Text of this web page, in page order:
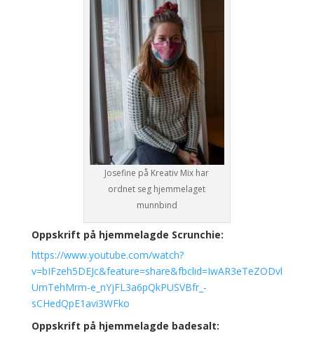
Josefine på Kreativ Mix har
ordnet seg hjemmelaget
munnbind
Oppskrift på hjemmelagde Scrunchie:
https://www.youtube.com/watch?
v=bIFzeh5DEJc&feature=share&fbclid=IwAR3eTeZODvl
UmTehMrm-e_nYjFL3a6pQkPUSVBfr_-
sCHedQpE1avi3WFko
Oppskrift på hjemmelagde badesalt: